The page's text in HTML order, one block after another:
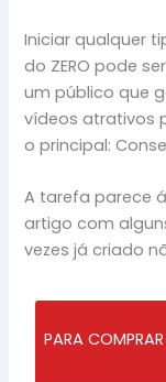
Iniciar qualquer
do ZERO pode
um público que
vídeos atrativos
o principal:
A tarefa parece
artigo com
vezes já criado
PARA